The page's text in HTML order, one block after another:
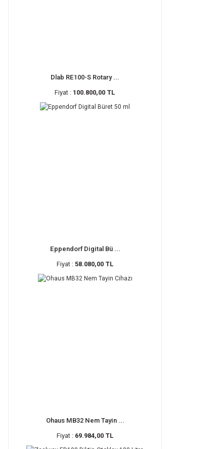
Dlab RE100-S Rotary ...
Fiyat : 100.800,00 TL
Eppendorf Digital Bü ...
Fiyat :58.080,00 TL
Ohaus MB32 Nem Tayin ...
Fiyat : 69.984,00 TL